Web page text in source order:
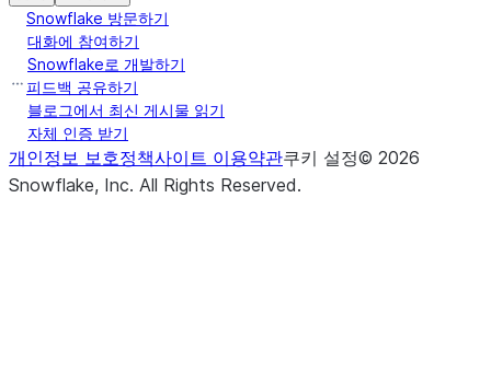
Snowflake 방문하기
대화에 참여하기
Snowflake로 개발하기
피드백 공유하기
블로그에서 최신 게시물 읽기
자체 인증 받기
개인정보 보호정책사이트 이용약관쿠키 설정© 2026
Snowflake, Inc. All Rights Reserved.